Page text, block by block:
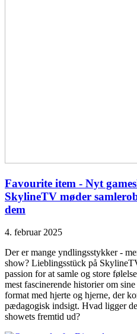
Favourite item - Nyt
SkylineTV møder
dem
4. februar 2025
Der er mange yndlingsstykker -
show? Lieblingsstück på
passion for at samle og store
mest fascinerende historier om
format med hjerte og hjerne, der
pædagogisk indsigt. Hvad ligger
showets fremtid ud?